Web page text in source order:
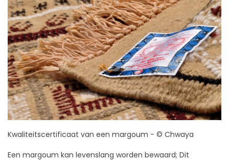
Kwaliteitscertificaat van een margoum - © Chwaya
Een margoum kan levenslang worden bewaard; Dit